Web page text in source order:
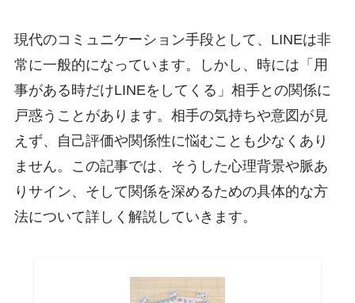
現代のコミュニケーション手段として、LINEは非
常に一般的になっています。しかし、時には「用
事がある時だけLINEをしてくる」相手との関係に
戸惑うことがあります。相手の気持ちや意図が見
えず、自己評価や関係性に悩むことも少なくあり
ません。この記事では、そうした心理背景や脈あ
りサイン、そして関係を深めるための具体的な方
法について詳しく解説していきます。